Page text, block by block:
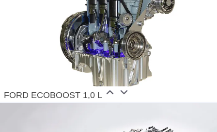
FORD ECOBOOST 1,0 L